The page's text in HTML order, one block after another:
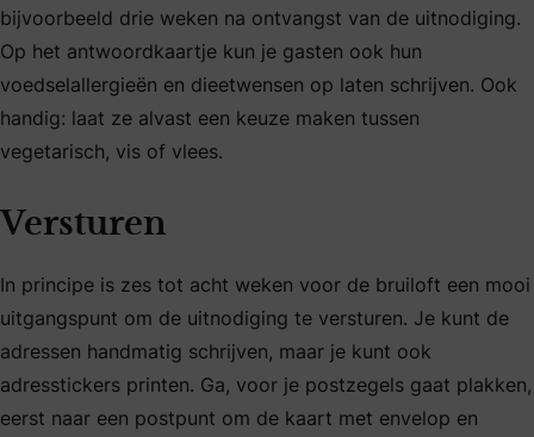
bijvoorbeeld drie weken na ontvangst van de uitnodiging.
Op het antwoordkaartje kun je gasten ook hun
voedselallergieën en dieetwensen op laten schrijven. Ook
handig: laat ze alvast een keuze maken tussen
vegetarisch, vis of vlees.
Versturen
In principe is zes tot acht weken voor de bruiloft een mooi
uitgangspunt om de uitnodiging te versturen. Je kunt de
adressen handmatig schrijven, maar je kunt ook
adresstickers printen. Ga, voor je postzegels gaat plakken,
eerst naar een postpunt om de kaart met envelop en